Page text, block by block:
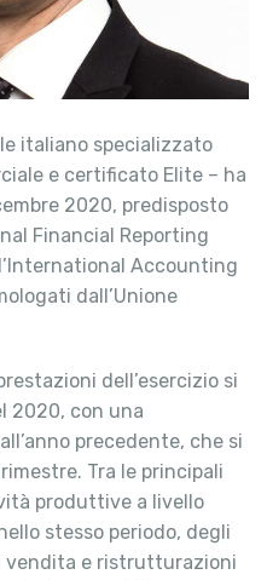
italiano specializzato
e certificato Elite – ha
2020, predisposto
Financial Reporting
Accounting
dall’Unione
dell’esercizio si
2020, con una
precedente, che si
Tra le principali
produttive a livello
stesso periodo, degli
vendita e ristrutturazioni